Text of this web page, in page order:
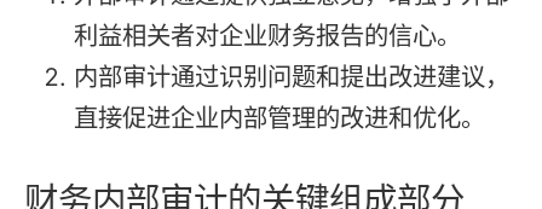
利益相关者对企业财务报告的信心。
内部审计通过识别问题和提出改进建议，
直接促进企业内部管理的改进和优化。
财务内部审计的关键组成部分